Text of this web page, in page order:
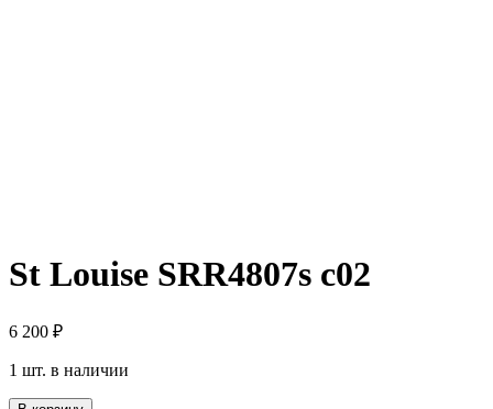
St Louise SRR4807s c02
6 200 ₽
1 шт. в наличии